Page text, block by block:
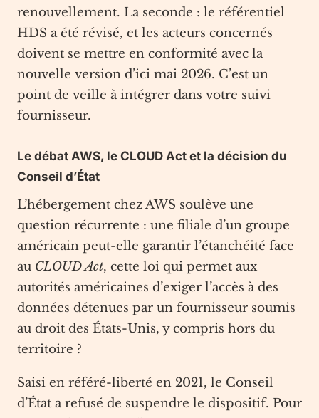
renouvellement. La seconde : le référentiel
HDS a été révisé, et les acteurs concernés
doivent se mettre en conformité avec la
nouvelle version d’ici mai 2026. C’est un
point de veille à intégrer dans votre suivi
fournisseur.
Le débat AWS, le CLOUD Act et la décision du
Conseil d’État
L’hébergement chez AWS soulève une
question récurrente : une filiale d’un groupe
américain peut-elle garantir l’étanchéité face
au CLOUD Act, cette loi qui permet aux
autorités américaines d’exiger l’accès à des
données détenues par un fournisseur soumis
au droit des États-Unis, y compris hors du
territoire ?
Saisi en référé-liberté en 2021, le Conseil
d’État a refusé de suspendre le dispositif. Pour